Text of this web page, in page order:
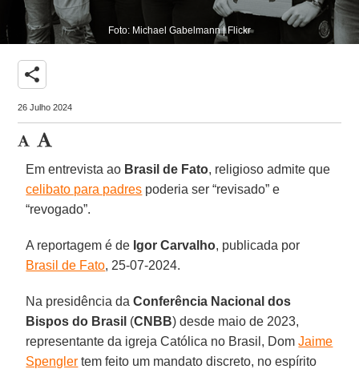
Foto: Michael Gabelmann | Flickr
share
26 Julho 2024
Em entrevista ao Brasil de Fato, religioso admite que
celibato para padres poderia ser “revisado” e
“revogado”.
A reportagem é de Igor Carvalho, publicada por
Brasil de Fato, 25-07-2024.
Na presidência daConferência Nacional dos
Bispos do Brasil (CNBB) desde maio de 2023,
representante da igreja Católica no Brasil, DomJaime
Spengler tem feito um mandato discreto, no espírito